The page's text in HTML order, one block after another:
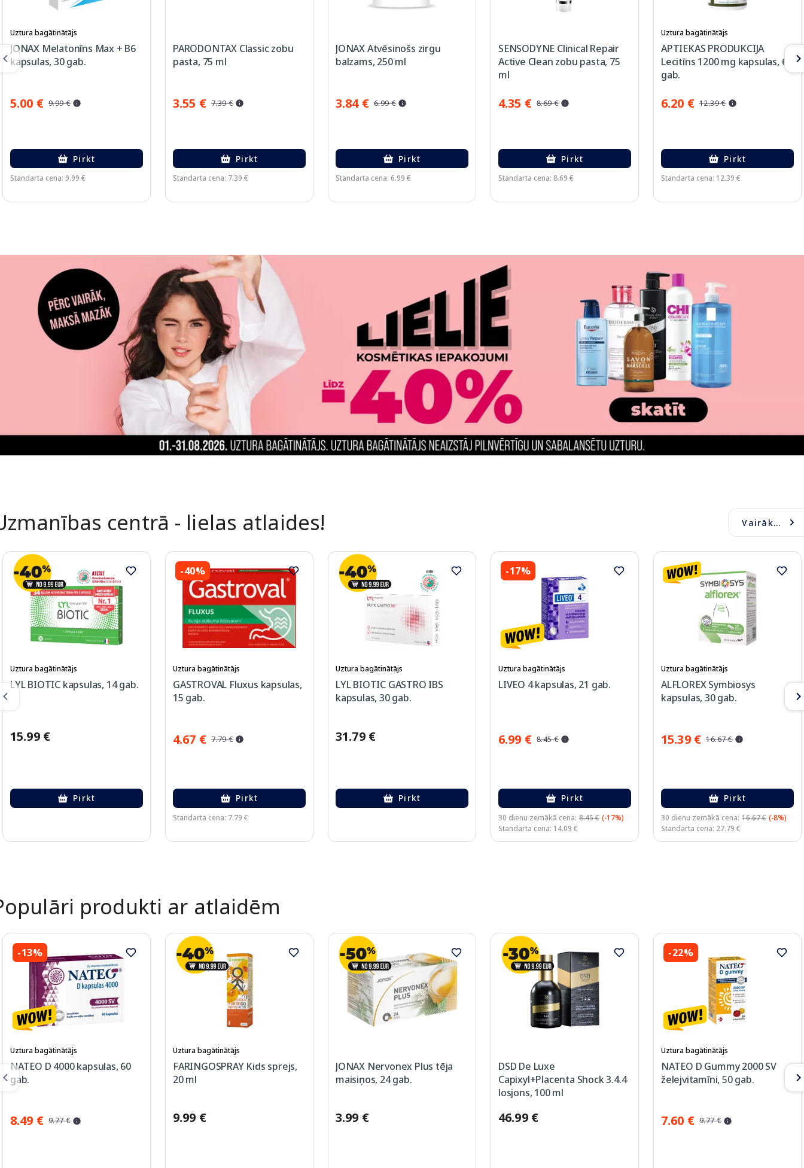
Uztura bagātinātājs
JONAX Melatonīns Max + B6
kapsulas, 30 gab.
5.00 € 9.99 €
Pirkt
Standarta cena: 9.99 €
PARODONTAX Classic zobu
pasta, 75 ml
3.55 € 7.39 €
Pirkt
Standarta cena: 7.39 €
JONAX Atvēsinošs zirgu
balzams, 250 ml
3.84 € 6.99 €
Pirkt
Standarta cena: 6.99 €
SENSODYNE Clinical Repair
Active Clean zobu pasta, 75
ml
4.35 € 8.69 €
Pirkt
Standarta cena: 8.69 €
Uztura bagātinātājs
APTIEKAS PRODUKCIJA
Lecitīns 1200 mg kapsulas, 60
gab.
6.20 € 12.39 €
Pirkt
Standarta cena: 12.39 €
centrā - lielas atlaides! Vairāk...
Uztura bagātinātājs
LYL BIOTIC kapsulas, 14 gab.
15.99 €
Pirkt
-40%
Uztura bagātinātājs
GASTROVAL Fluxus kapsulas,
15 gab.
4.67 € 7.79 €
Pirkt
Standarta cena: 7.79 €
Uztura bagātinātājs
LYL BIOTIC GASTRO IBS
kapsulas, 30 gab.
31.79 €
Pirkt
-17%
Uztura bagātinātājs
LIVEO 4 kapsulas, 21 gab.
6.99 € 8.45 €
Pirkt
30 dienu zemākā cena: 8.45 € (-17%)
Standarta cena: 14.09 €
Uztura bagātinātājs
ALFLOREX Symbiosys
kapsulas, 30 gab.
15.39 € 16.67 €
Pirkt
30 dienu zemākā cena: 16.67 € (-8%)
Standarta cena: 27.79 €
produkti ar atlaidēm
-13%
Uztura bagātinātājs
NATEO D 4000 kapsulas, 60
gab.
8.49 € 9.77 €
Uztura bagātinātājs
FARINGOSPRAY Kids sprejs,
20 ml
9.99 €
JONAX Nervonex Plus tēja
maisiņos, 24 gab.
3.99 €
DSD De Luxe
Capixyl+Placenta Shock 3.4.4
losjons, 100 ml
46.99 €
-22%
Uztura bagātinātājs
NATEO D Gummy 2000 SV
želejvitamīni, 50 gab.
7.60 € 9.77 €